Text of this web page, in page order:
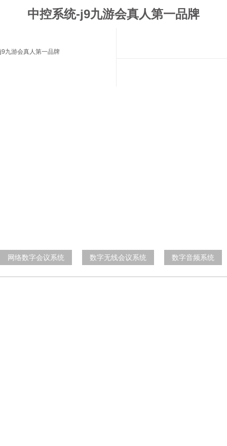
中控系统-j9九游会真人第一品牌
j9九游会真人第一品牌
网络数字会议系统 数字无线会议系统 数字音频系统